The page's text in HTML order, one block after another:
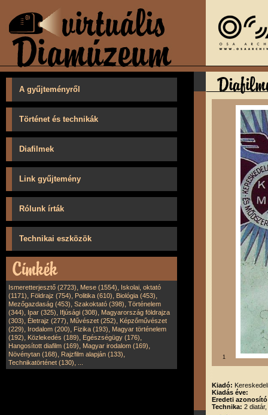
A gyűjteményről
Történet és technikák
Diafilmek
Link gyűjtemény
Rólunk írták
Technikai eszközök
Ismeretterjesztő (2723), Mese (1554), Iskolai, oktató
(1171), Földrajz (754), Politika (610), Biológia (453),
Mezőgazdaság (453), Szakoktató (398), Történelem
(344), Ipar (325), Ifjúsági (308), Magyarország földrajza
(303), Életrajz (277), Művészet (252), Képzőművészet
(229), Irodalom (200), Fizika (193), Magyar történelem
(192), Közlekedés (189), Egészségügy (176),
Hangosított diafilm (169), Magyar irodalom (169),
Növénytan (168), Rajzfilm alapján (133),
Technikatörténet (130),
1
Kiadó:
Kiadás éve:
Eredeti
Technika: 2